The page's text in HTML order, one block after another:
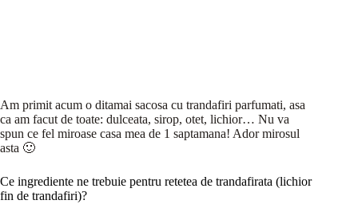
Am primit acum o ditamai sacosa cu trandafiri parfumati, asa
ca am facut de toate: dulceata, sirop, otet, lichior… Nu va
spun ce fel miroase casa mea de 1 saptamana! Ador mirosul
asta 🙂
Ce ingrediente ne trebuie pentru retetea de trandafirata (lichior
fin de trandafiri)?